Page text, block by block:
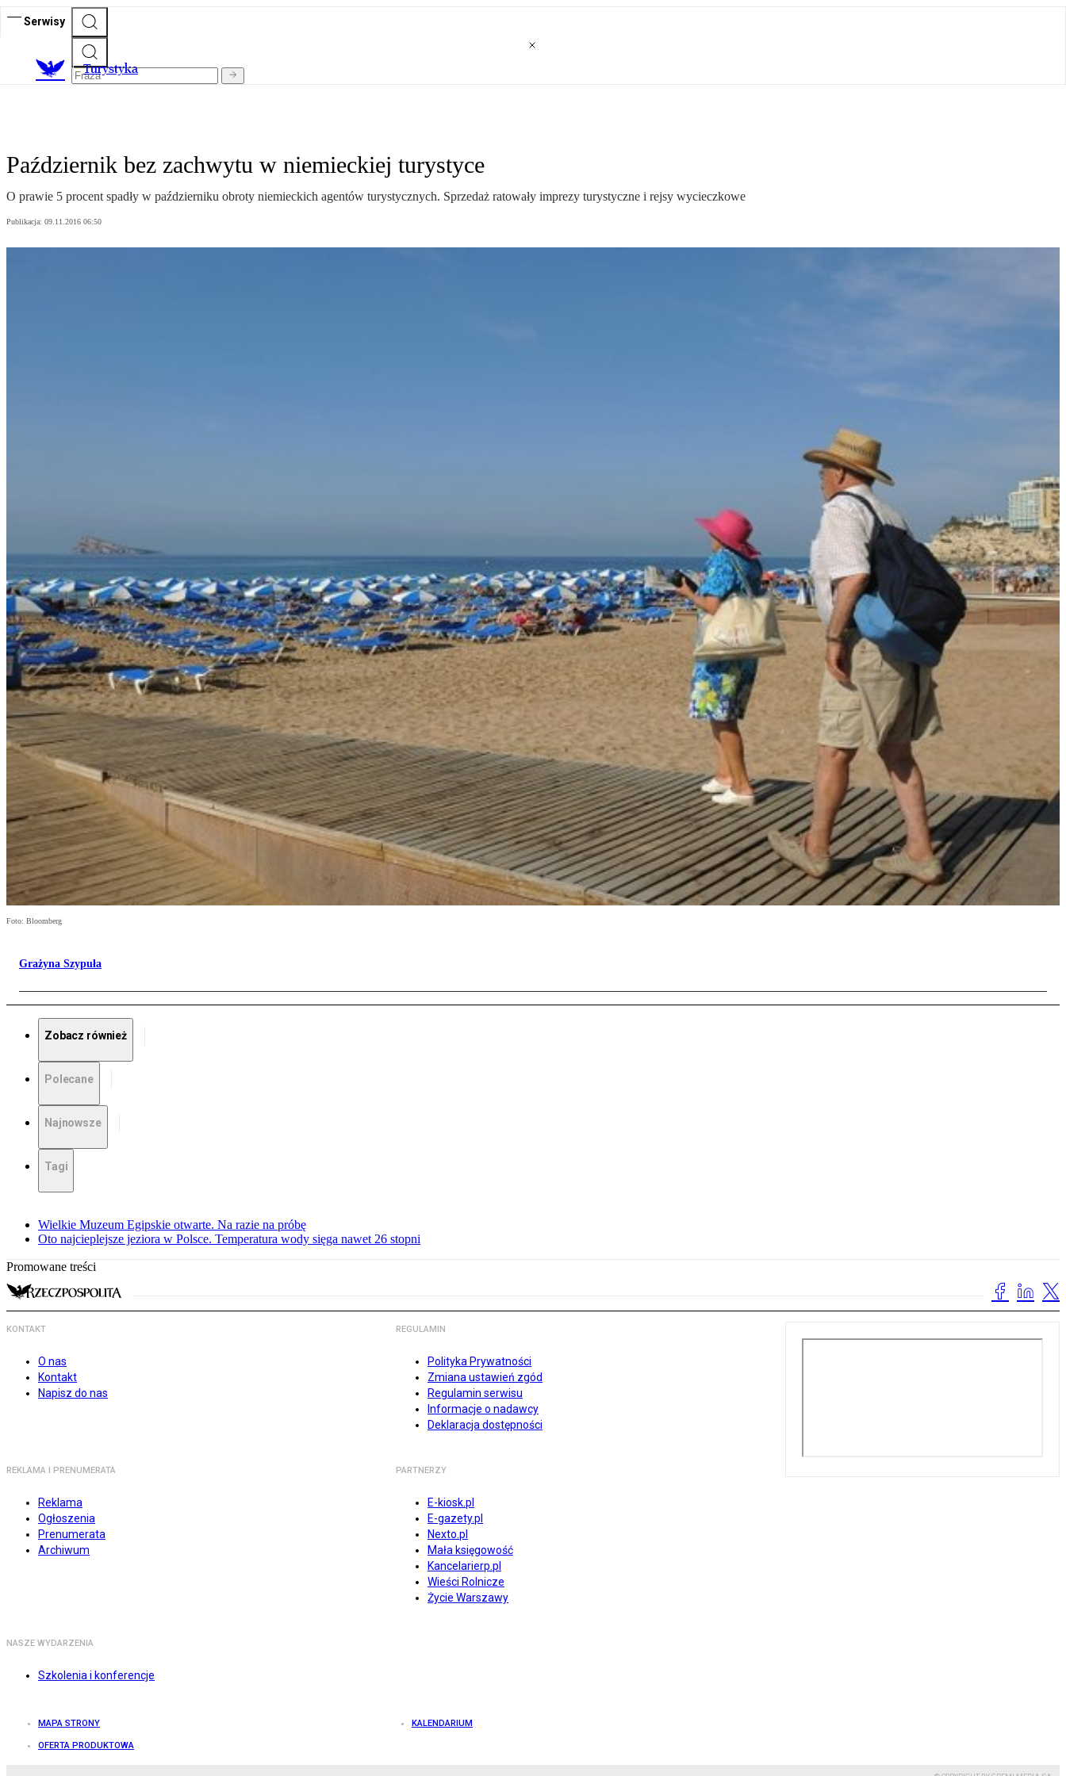
Serwisy
Turystyka
Październik bez zachwytu w niemieckiej turystyce
O prawie 5 procent spadły w październiku obroty niemieckich agentów turystycznych. Sprzedaż ratowały imprezy turystyczne i rejsy wycieczkowe
Publikacja: 09.11.2016 06:50
Foto: Bloomberg
Grażyna Szypuła
Zobacz również
Polecane
Najnowsze
Tagi
Wielkie Muzeum Egipskie otwarte. Na razie na próbę
Oto najcieplejsze jeziora w Polsce. Temperatura wody sięga nawet 26 stopni
Promowane treści
KONTAKT
O nas
Kontakt
Napisz do nas
REGULAMIN
Polityka Prywatności
Zmiana ustawień zgód
Regulamin serwisu
Informacje o nadawcy
Deklaracja dostępności
REKLAMA I PRENUMERATA
Reklama
Ogłoszenia
Prenumerata
Archiwum
PARTNERZY
E-kiosk.pl
E-gazety.pl
Nexto.pl
Mała księgowość
Kancelarierp.pl
Wieści Rolnicze
Życie Warszawy
NASZE WYDARZENIA
Szkolenia i konferencje
MAPA STRONY KALENDARIUM
OFERTA PRODUKTOWA